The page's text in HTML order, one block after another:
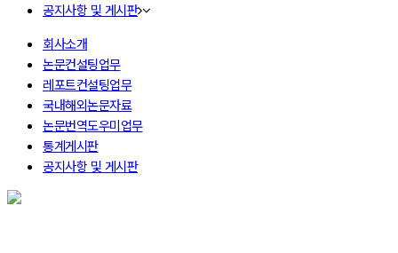
공지사항 및 게시판
회사소개
논문컨설팅업무
레포트컨설팅업무
국내해외논문자료
논문번역도우미업무
통계게시판
공지사항 및 게시판